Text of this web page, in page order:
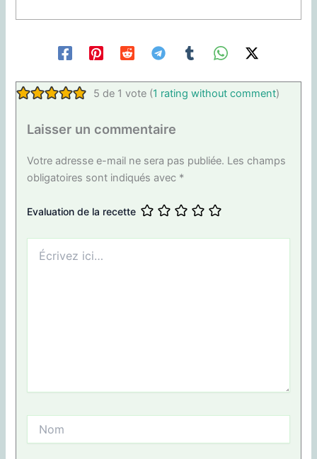
5 de 1 vote (1 rating without comment)
Laisser un commentaire
Votre adresse e-mail ne sera pas publiée. Les champs
obligatoires sont indiqués avec *
Evaluation de la recette
ici…